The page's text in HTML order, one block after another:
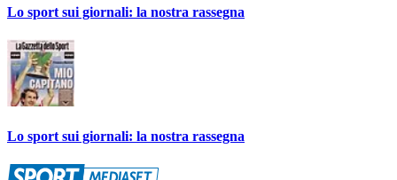
Lo sport sui giornali: la nostra rassegna
Lo sport sui giornali: la nostra rassegna